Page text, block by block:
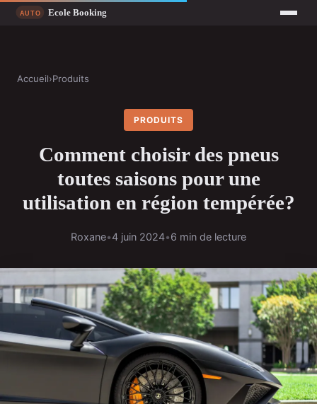
Accueil›Produits
PRODUITS
Comment choisir des pneus
toutes saisons pour une
utilisation en région tempérée?
Roxane•4 juin 2024•6 min de lecture